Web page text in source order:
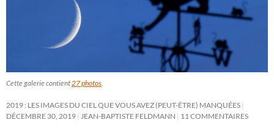
Cette galerie contient 27 photos
2019 : LES IMAGES DU CIEL QUE VOUS AVEZ (PEUT-ÊTRE) MANQUÉES
DÉCEMBRE 30, 2019
JEAN-BAPTISTE FELDMANN 11 COMMENTAIRES